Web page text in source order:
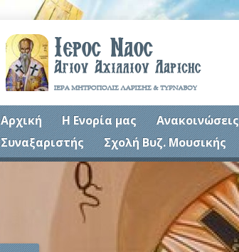
Αρχική Η Ενορία μας Ανακοινώσεις
Συναξαριστής
Σχολή Βυζ. Μουσικής